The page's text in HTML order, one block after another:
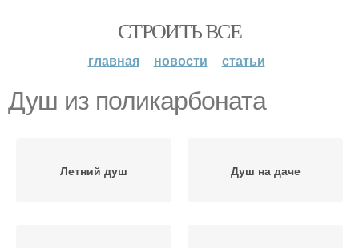
СТРОИТЬ ВСЕ
главная новости статьи
Душ из поликарбоната
Летний душ Душ на даче